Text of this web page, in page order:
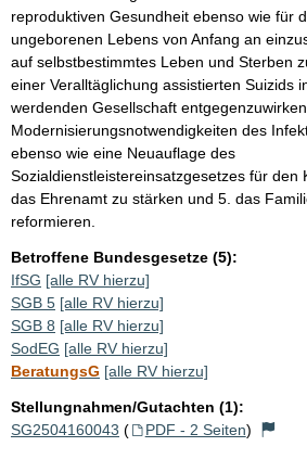
reproduktiven Gesundheit ebenso wie für
ungeborenen Lebens von Anfang an
auf selbstbestimmtes Leben und Sterben
einer Veralltäglichung assistierten Suizids
werdenden Gesellschaft
Modernisierungsnotwendigkeiten des
ebenso wie eine Neuauflage des
Sozialdienstleistereinsatzgesetzes für den
das Ehrenamt zu stärken und 5. das
reformieren.
Betroffene Bundesgesetze (5):
IfSG [alle RV hierzu]
SGB 5 [alle RV hierzu]
SGB 8 [alle RV hierzu]
SodEG [alle RV hierzu]
BeratungsG [alle RV hierzu]
Stellungnahmen/Gutachten (1):
SG2504160043 ( PDF - 2 Seiten)